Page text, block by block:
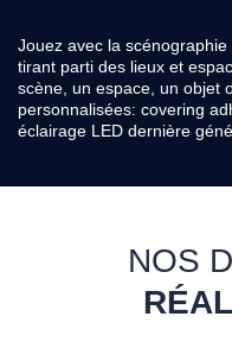
Jouez avec la
tirant parti des lieux et
scène, un espace, un objet
personnalisées: covering
éclairage LED dernière
NOS